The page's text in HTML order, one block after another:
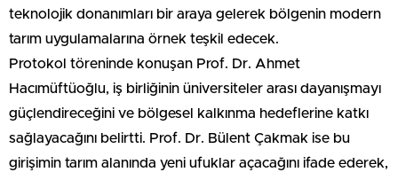
teknolojik donanımları bir araya gelerek bölgenin modern
tarım uygulamalarına örnek teşkil edecek.
Protokol töreninde konuşan Prof. Dr. Ahmet
Hacımüftüoğlu, iş birliğinin üniversiteler arası dayanışmayı
güçlendireceğini ve bölgesel kalkınma hedeflerine katkı
sağlayacağını belirtti. Prof. Dr. Bülent Çakmak ise bu
girişimin tarım alanında yeni ufuklar açacağını ifade ederek,